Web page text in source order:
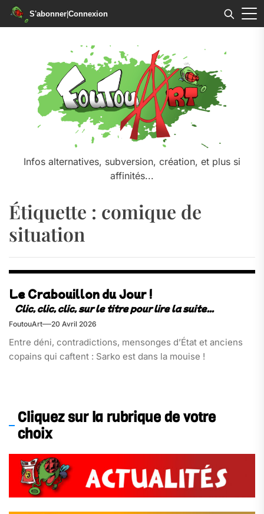
S'abonner|Connexion
Infos alternatives, subversion, création, et plus si
affinités...
Étiquette : comique de
situation
Le Crabouillon du Jour !
FoutouArt 20 Avril 2026
Entre déni, contradictions, mensonges d’État et anciens
copains qui caftent : Sarko est dans la mouise !
Cliquez sur la rubrique de votre
choix